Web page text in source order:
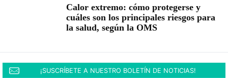
Calor extremo: cómo protegerse y
cuáles son los principales riesgos para
la salud, según la OMS
¡SUSCRÍBETE A NUESTRO BOLETÍN DE NOTICIAS!